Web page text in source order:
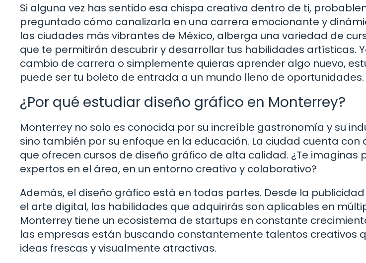
Si alguna vez has sentido esa chispa creativa dentro de ti,
preguntado cómo canalizarla en una carrera emocionante y
las ciudades más vibrantes de México, alberga una variedad de
que te permitirán descubrir y desarrollar tus habilidades artísticas.
cambio de carrera o simplemente quieras aprender algo nuevo,
puede ser tu boleto de entrada a un mundo lleno de oportunidades.
¿Por qué estudiar diseño gráfico en Monterrey?
Monterrey no solo es conocida por su increíble gastronomía y su
sino también por su enfoque en la educación. La ciudad cuenta con
que ofrecen cursos de diseño gráfico de alta calidad. ¿Te imaginas
expertos en el área, en un entorno creativo y colaborativo?
Además, el diseño gráfico está en todas partes. Desde la
el arte digital, las habilidades que adquirirás son aplicables en
Monterrey tiene un ecosistema de startups en constante
las empresas están buscando constantemente talentos creativos
ideas frescas y visualmente atractivas.